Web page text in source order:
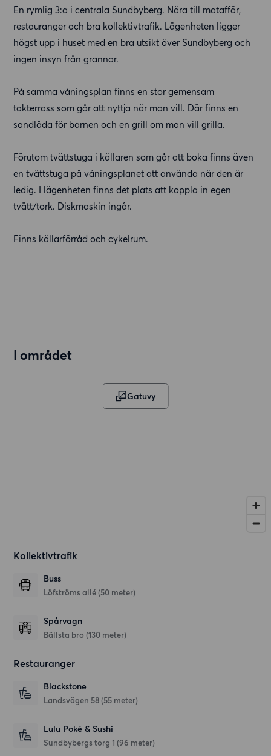
En rymlig 3:a i centrala Sundbyberg. Nära till mataffär,
restauranger och bra kollektivtrafik. Lägenheten ligger
högst upp i huset med en bra utsikt över Sundbyberg och
ingen insyn från grannar.
På samma våningsplan finns en stor gemensam
takterrass som går att nyttja när man vill. Där finns en
sandlåda för barnen och en grill om man vill grilla.
Förutom tvättstuga i källaren som går att boka finns även
en tvättstuga på våningsplanet att använda när den är
ledig. I lägenheten finns det plats att koppla in egen
tvätt/tork. Diskmaskin ingår.
Finns källarförråd och cykelrum.
I området
Gatuvy
Kollektivtrafik
Buss
Löfströms allé (50 meter)
Spårvagn
Bällsta bro (130 meter)
Restauranger
Blackstone
Landsvägen 58 (55 meter)
Lulu Poké & Sushi
Sundbybergs torg 1 (96 meter)